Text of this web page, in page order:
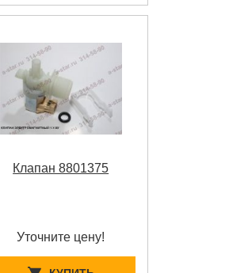
Клапан 8801375
Уточните цену!